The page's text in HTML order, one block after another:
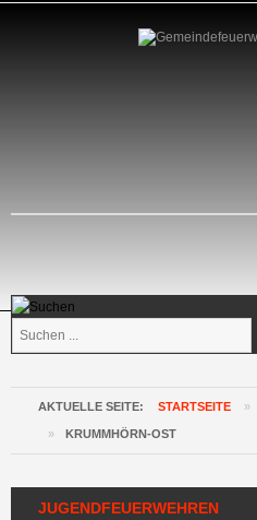
AKTUELLE SEITE: STARTSEITE »
» KRUMMHÖRN-OST
JUGENDFEUERWEHREN